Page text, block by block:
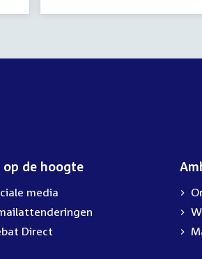
op de hoogte
media
Direct